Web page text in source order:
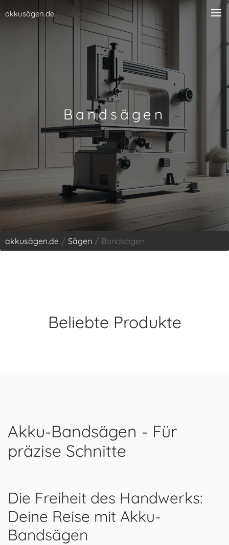
akkusägen.de
Bandsägen
akkusägen.de Sägen Bandsägen
Beliebte Produkte
Akku-Bandsägen - Für
präzise Schnitte
Die Freiheit des Handwerks:
Deine Reise mit Akku-
Bandsägen